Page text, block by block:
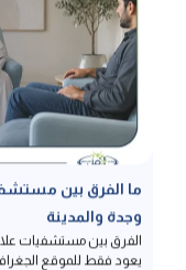
ما الفرق بين
وجدة والمدينة
الفرق بين مستشفيات
يعود فقط للموقع
التخصصات الدقيقة،
تحدد جودة العلاج بقدر ما
والمعايير الأهم عند